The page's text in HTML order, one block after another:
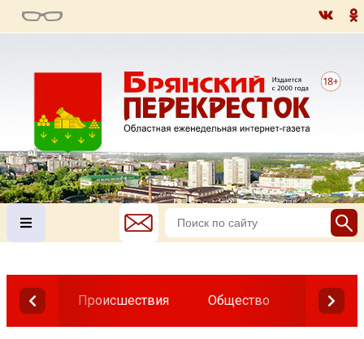
Происшествия Общество Власть